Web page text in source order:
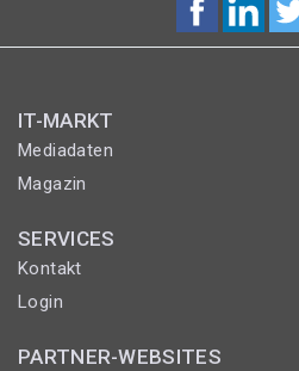
IT-MARKT
Mediadaten
Magazin
SERVICES
Kontakt
Login
PARTNER-WEBSITES